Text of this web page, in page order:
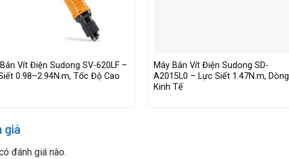
Vít Điện Sudong SV-620LF –
0.98–2.94N.m, Tốc Độ Cao
Máy Bắn Vít Điện Sudong SD-
A2015L0 – Lực Siết 1.47N.m, Dòng
Kinh Tế
giá
đánh giá nào.